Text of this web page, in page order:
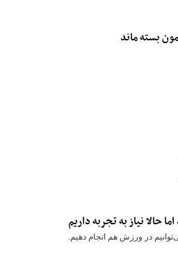
حالا نیاز به تجربه داریم
در ورزش هم انجام دهیم.